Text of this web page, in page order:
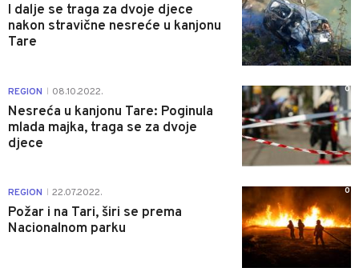
I dalje se traga za dvoje djece
nakon stravične nesreće u kanjonu
Tare
REGION 08.10.2022.
Nesreća u kanjonu Tare: Poginula
mlada majka, traga se za dvoje
djece
0
REGION 22.07.2022.
Požar i na Tari, širi se prema
Nacionalnom parku
0